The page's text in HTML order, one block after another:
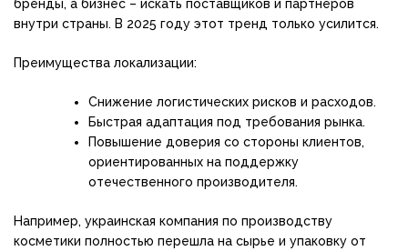
бренды, а бизнес – искать поставщиков и партнеров
внутри страны. В 2025 году этот тренд только усилится.
Преимущества локализации:
Снижение логистических рисков и расходов.
Быстрая адаптация под требования рынка.
Повышение доверия со стороны клиентов,
ориентированных на поддержку
отечественного производителя.
Например, украинская компания по производству
косметики полностью перешла на сырье и упаковку от